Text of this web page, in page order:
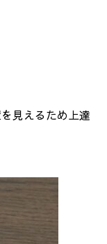
見えるため上達